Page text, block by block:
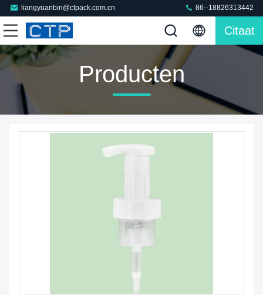
liangyuanbin@ctpack.com.cn 86--18826313442
Citaat
Producten